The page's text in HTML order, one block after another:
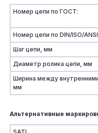
Номер цепи по ГОСТ:
Номер цепи по DIN/ISO/
Шаг цепи, мм
Диаметр ролика цепи, мм
Ширина между
мм
Альтернативные